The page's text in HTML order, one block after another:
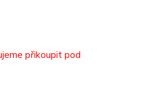
přikoupit pod